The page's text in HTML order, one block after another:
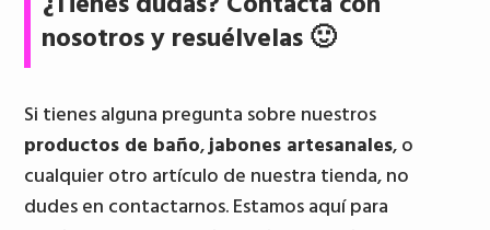
nosotros y resuélvelas 🙂
Si tienes alguna pregunta sobre nuestros
productos de baño,jabones artesanales, o
cualquier otro artículo de nuestra tienda, no
dudes en contactarnos. Estamos aquí para